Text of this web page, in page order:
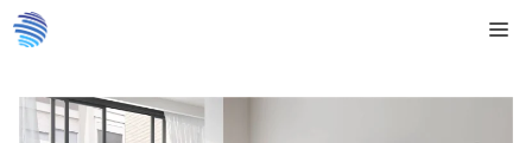
Doties
uz